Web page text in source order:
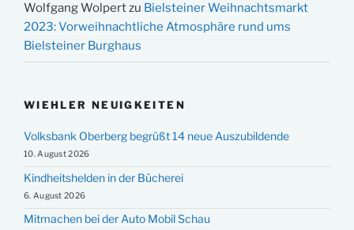
Wolfgang Wolpertzu Bielsteiner Weihnachtsmarkt
2023: Vorweihnachtliche Atmosphäre rund ums
Bielsteiner Burghaus
WIEHLER NEUIGKEITEN
Volksbank Oberberg begrüßt 14 neue Auszubildende
10. August 2026
Kindheitshelden in der Bücherei
6. August 2026
Mitmachen bei der Auto Mobil Schau